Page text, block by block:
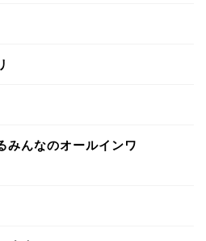
んなのオールインワ